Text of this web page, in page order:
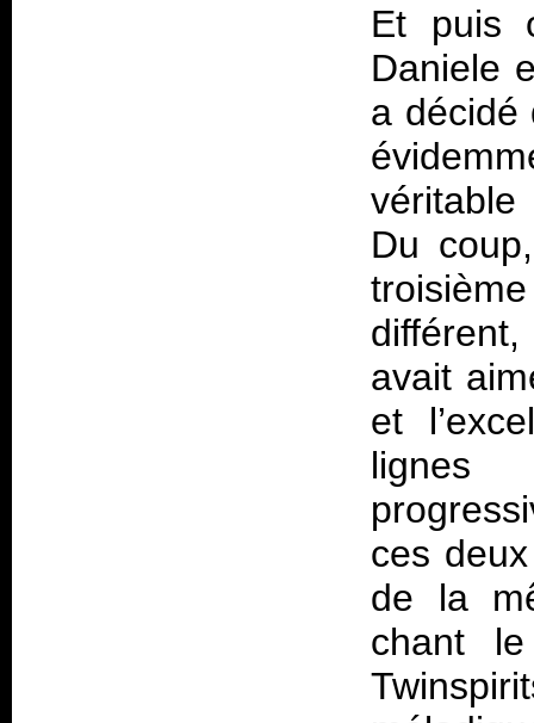
Et puis
Daniele
a décidé
Du
avait
et
lignes
ces
de la
chant